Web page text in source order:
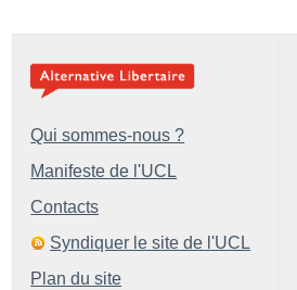
Qui sommes-nous ?
Manifeste de l'UCL
Contacts
Syndiquer le site de l'UCL
Plan du site